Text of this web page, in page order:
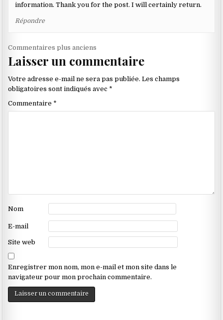
information. Thank you for the post. I will certainly return.
Répondre
Navigation
dans
les
commentaires
Commentaires plus anciens
Laisser un commentaire
Votre adresse e-mail ne sera pas publiée. Les champs
obligatoires sont indiqués avec *
Commentaire *
Nom
E-mail
Site web
Enregistrer mon nom, mon e-mail et mon site dans le
navigateur pour mon prochain commentaire.